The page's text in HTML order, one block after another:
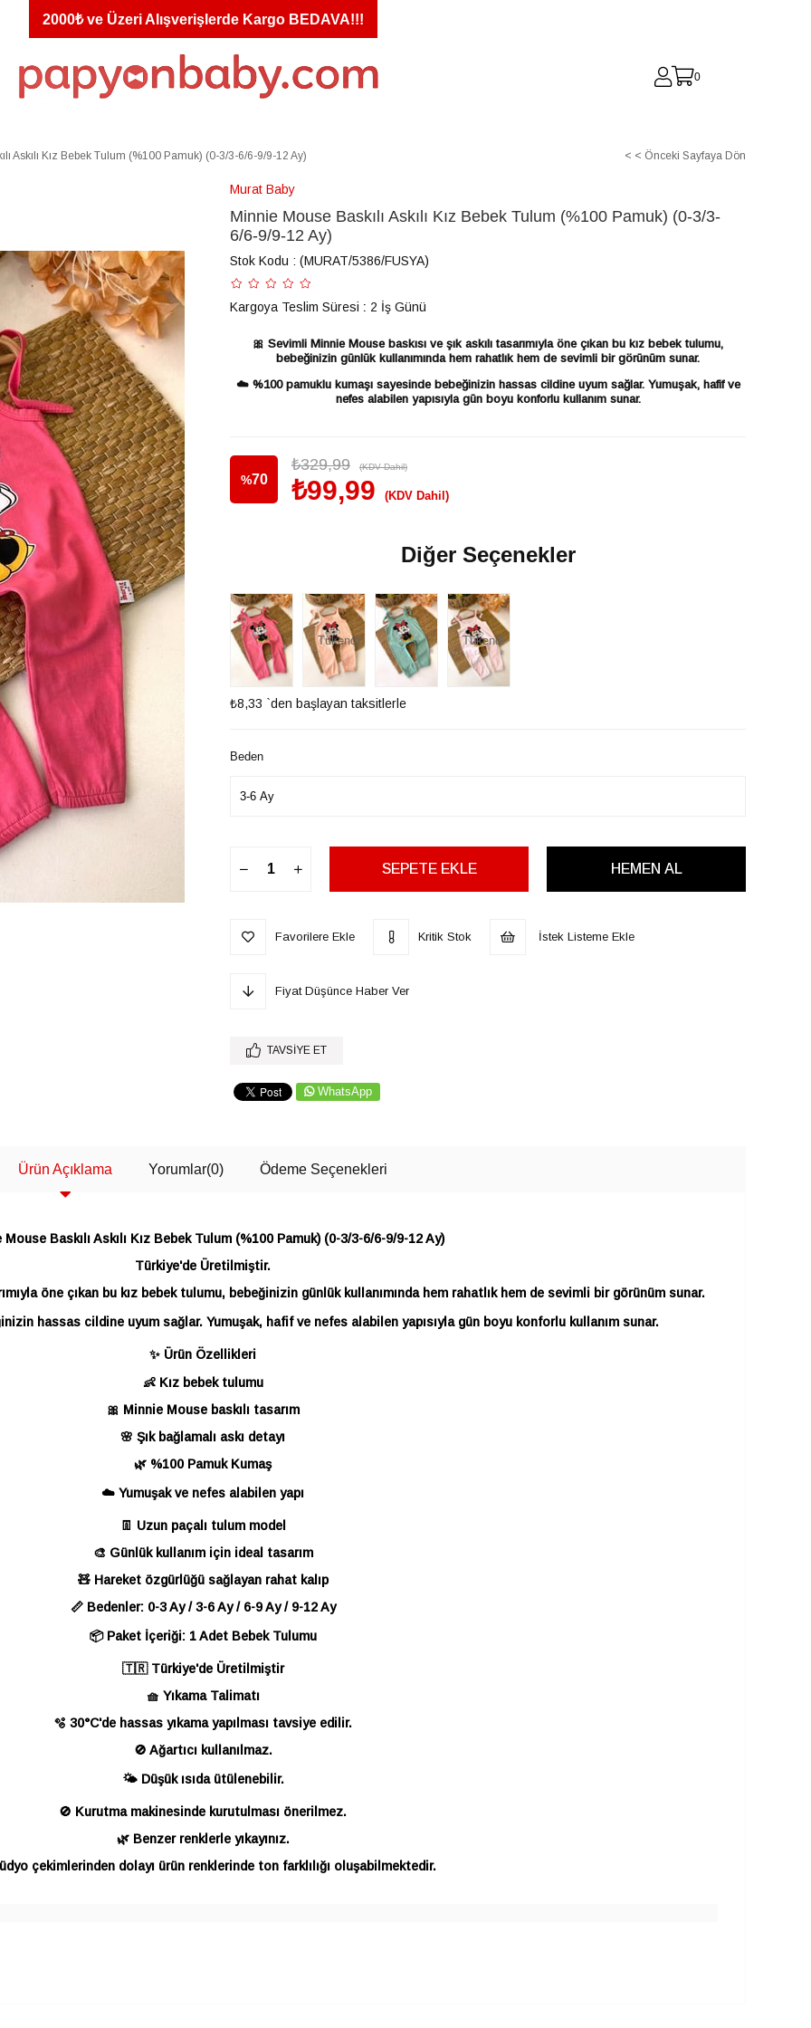
2000₺ ve Üzeri Alışverişlerde Kargo BEDAVA!!!
0
Askılı Kız Bebek Tulum (%100 Pamuk) (0-3/3-6/6-9/9-12 Ay) < < Önceki Sayfaya Dön
Murat Baby
Minnie Mouse Baskılı Askılı Kız Bebek Tulum (%100 Pamuk) (0-3/3-
6/6-9/9-12 Ay)
Stok Kodu (MURAT/5386/FUSYA)
Kargoya Teslim Süresi : 2 İş Günü
🎀 Sevimli Minnie Mouse baskısı ve şık askılı tasarımıyla öne çıkan bu kız bebek tulumu,
bebeğinizin günlük kullanımında hem rahatlık hem de sevimli bir görünüm sunar.
☁️ %100 pamuklu kumaşı sayesinde bebeğinizin hassas cildine uyum sağlar. Yumuşak, hafif ve
nefes alabilen yapısıyla gün boyu konforlu kullanım sunar.
%70
₺329,99 (KDV Dahil)
₺99,99 (KDV Dahil)
Diğer Seçenekler
Tükendi Tükendi
₺8,33 `den başlayan taksitlerle
Beden
Favorilere Ekle Kritik Stok İstek Listeme Ekle
Fiyat Düşünce Haber Ver
TAVSIYE ET
WhatsApp
Ürün Açıklama Yorumlar(0) Ödeme Seçenekleri
Baskılı Askılı Kız Bebek Tulum (%100 Pamuk) (0-3/3-6/6-9/9-12 Ay)
Türkiye'de Üretilmiştir.
öne çıkan bu kız bebek tulumu, bebeğinizin günlük kullanımında hem rahatlık hem de sevimli bir görünüm sunar.
hassas cildine uyum sağlar. Yumuşak, hafif ve nefes alabilen yapısıyla gün boyu konforlu kullanım sunar.
✨ Ürün Özellikleri
👶 Kız bebek tulumu
🎀 Minnie Mouse baskılı tasarım
🌸 Şık bağlamalı askı detayı
🌿 %100 Pamuk Kumaş
☁️ Yumuşak ve nefes alabilen yapı
👖 Uzun paçalı tulum model
🎨 Günlük kullanım için ideal tasarım
🧸 Hareket özgürlüğü sağlayan rahat kalıp
📏 Bedenler: 0-3 Ay / 3-6 Ay / 6-9 Ay / 9-12 Ay
📦 Paket İçeriği: 1 Adet Bebek Tulumu
🇹🇷 Türkiye'de Üretilmiştir
🧺 Yıkama Talimatı
🫧 30°C'de hassas yıkama yapılması tavsiye edilir.
🚫 Ağartıcı kullanılmaz.
🌤️ Düşük ısıda ütülenebilir.
🚫 Kurutma makinesinde kurutulması önerilmez.
🌿 Benzer renklerle yıkayınız.
çekimlerinden dolayı ürün renklerinde ton farklılığı oluşabilmektedir.